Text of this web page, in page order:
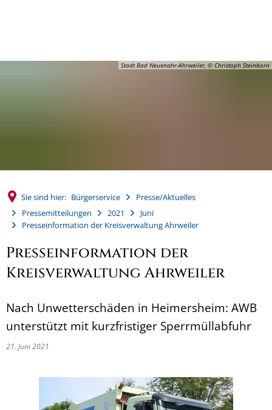
Stadt Bad Neuenahr-Ahrweiler, © Christoph Steinborn
Sie sind hier: Bürgerservice
Presse/Aktuelles
Pressemitteilungen
2021
Juni
Presseinformation der Kreisverwaltung Ahrweiler
Presseinformation der
Kreisverwaltung Ahrweiler
Nach Unwetterschäden in Heimersheim: AWB
unterstützt mit kurzfristiger Sperrmüllabfuhr
21. Juni 2021